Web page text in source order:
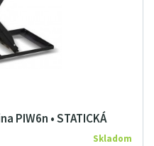
PIW6n • STATICKÁ
Skladom